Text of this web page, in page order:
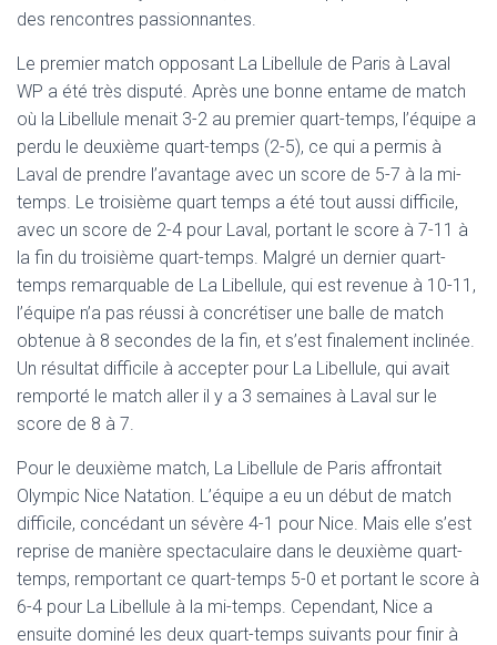
des rencontres passionnantes.
Le premier match opposant La Libellule de Paris à Laval
WP a été très disputé. Après une bonne entame de match
où la Libellule menait 3-2 au premier quart-temps, l’équipe a
perdu le deuxième quart-temps (2-5), ce qui a permis à
Laval de prendre l’avantage avec un score de 5-7 à la mi-
temps. Le troisième quart temps a été tout aussi difficile,
avec un score de 2-4 pour Laval, portant le score à 7-11 à
la fin du troisième quart-temps. Malgré un dernier quart-
temps remarquable de La Libellule, qui est revenue à 10-11,
l’équipe n’a pas réussi à concrétiser une balle de match
obtenue à 8 secondes de la fin, et s’est finalement inclinée.
Un résultat difficile à accepter pour La Libellule, qui avait
remporté le match aller il y a 3 semaines à Laval sur le
score de 8 à 7.
Pour le deuxième match, La Libellule de Paris affrontait
Olympic Nice Natation. L’équipe a eu un début de match
difficile, concédant un sévère 4-1 pour Nice. Mais elle s’est
reprise de manière spectaculaire dans le deuxième quart-
temps, remportant ce quart-temps 5-0 et portant le score à
6-4 pour La Libellule à la mi-temps. Cependant, Nice a
ensuite dominé les deux quart-temps suivants pour finir à